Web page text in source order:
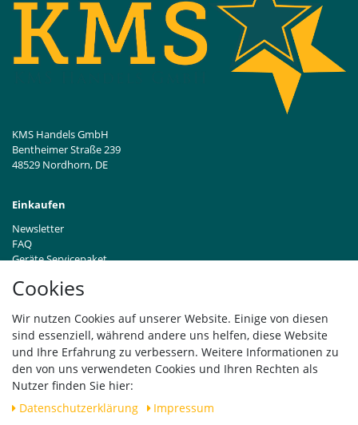
Cookies
Wir nutzen Cookies auf unserer Website. Einige von diesen
sind essenziell, während andere uns helfen, diese Website
und Ihre Erfahrung zu verbessern. Weitere Informationen zu
den von uns verwendeten Cookies und Ihren Rechten als
Nutzer finden Sie hier:
Daten­schutz­erklärung
Impressum
KMS Handels GmbH
Bentheimer Straße 239
48529 Nordhorn, DE
Einkaufen
Newsletter
FAQ
Geräte Servicepaket
Händleranfragen B2B
Widerrufsrecht
Vertrag widerrufen
Versand